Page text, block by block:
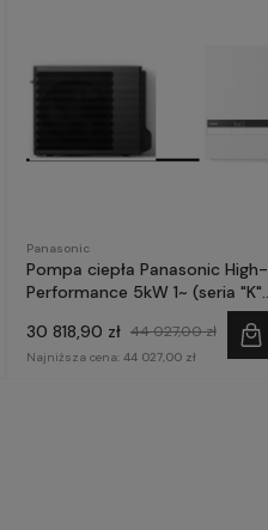
Panasonic
Pompa ciepła Panasonic High-
Performance 5kW 1~ (seria "K")
KIT-SDC05KE5 [ARCHIWALNY]
30 818,90 zł 44 027,00 zł
Najniższa cena: 44 027,00 zł